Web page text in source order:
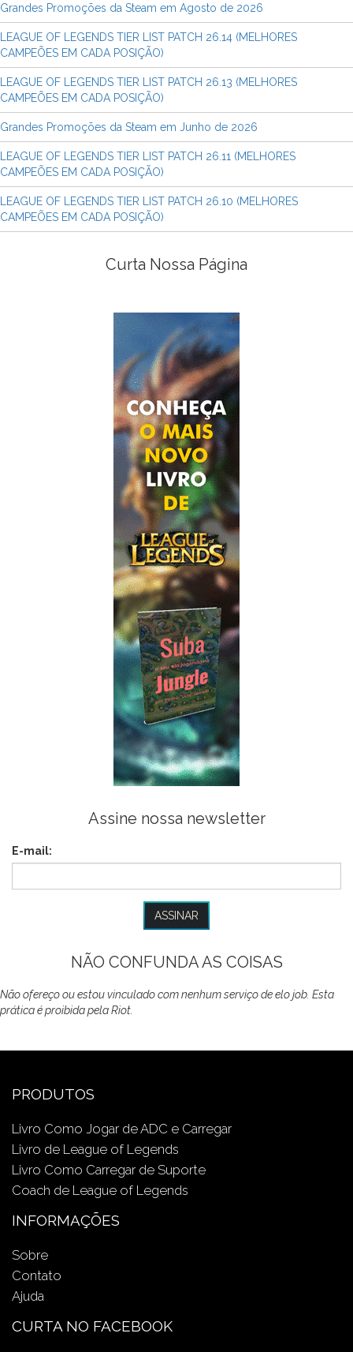
Grandes Promoções da Steam em Agosto de 2026
LEAGUE OF LEGENDS TIER LIST PATCH 26.14 (MELHORES
CAMPEÕES EM CADA POSIÇÃO)
LEAGUE OF LEGENDS TIER LIST PATCH 26.13 (MELHORES
CAMPEÕES EM CADA POSIÇÃO)
Grandes Promoções da Steam em Junho de 2026
LEAGUE OF LEGENDS TIER LIST PATCH 26.11 (MELHORES
CAMPEÕES EM CADA POSIÇÃO)
LEAGUE OF LEGENDS TIER LIST PATCH 26.10 (MELHORES
CAMPEÕES EM CADA POSIÇÃO)
Curta Nossa Página
Assine nossa newsletter
E-mail:
NÃO CONFUNDA AS COISAS
Não ofereço ou estou vinculado com nenhum serviço de elo job. Esta
prática é proibida pela Riot.
PRODUTOS
Livro Como Jogar de ADC e Carregar
Livro de League of Legends
Livro Como Carregar de Suporte
Coach de League of Legends
INFORMAÇÕES
Sobre
Contato
Ajuda
CURTA NO FACEBOOK